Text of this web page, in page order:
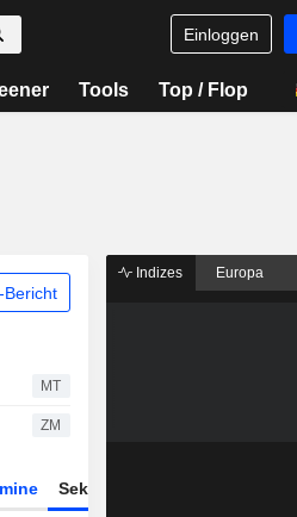
Einloggen
Tools Top / Flop
Bericht
MT
ZM
Sektor
Indizes Europa